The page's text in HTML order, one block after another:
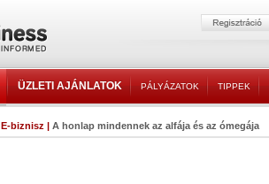
ÜZLETI AJÁNLATOK PÁLYÁZATOK TIPPEK
E-biznisz | A honlap mindennek az alfája és az ómegája